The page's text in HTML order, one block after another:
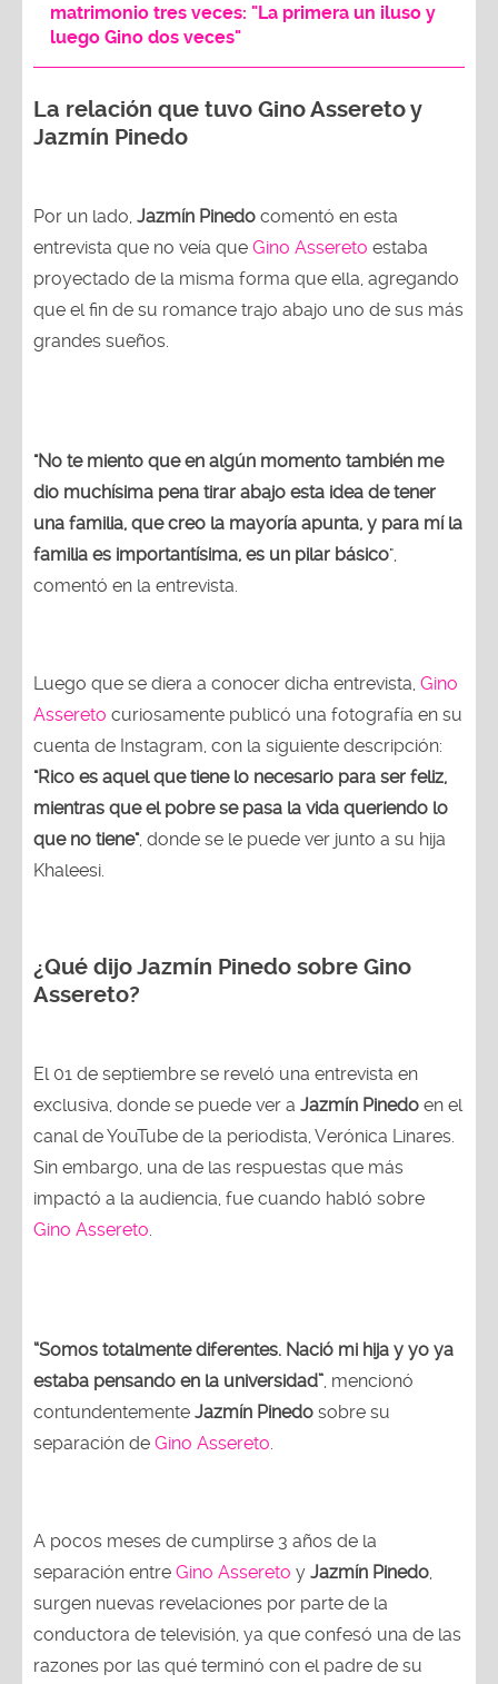
matrimonio tres veces: "La primera un iluso y
luego Gino dos veces"
La relación que tuvo Gino Assereto y
Jazmín Pinedo
Por un lado, Jazmín Pinedo comentó en esta
entrevista que no veía que Gino Assereto estaba
proyectado de la misma forma que ella, agregando
que el fin de su romance trajo abajo uno de sus más
grandes sueños.
"No te miento que en algún momento también me
dio muchísima pena tirar abajo esta idea de tener
una familia, que creo la mayoría apunta, y para mí la
familia es importantísima, es un pilar básico",
comentó en la entrevista.
Luego que se diera a conocer dicha entrevista, Gino
Assereto curiosamente publicó una fotografía en su
cuenta de Instagram, con la siguiente descripción:
"Rico es aquel que tiene lo necesario para ser feliz,
mientras que el pobre se pasa la vida queriendo lo
que no tiene", donde se le puede ver junto a su hija
Khaleesi.
¿Qué dijo Jazmín Pinedo sobre Gino
Assereto?
El 01 de septiembre se reveló una entrevista en
exclusiva, donde se puede ver a Jazmín Pinedo en el
canal de YouTube de la periodista, Verónica Linares.
Sin embargo, una de las respuestas que más
impactó a la audiencia, fue cuando habló sobre
Gino Assereto
“Somos totalmente diferentes. Nació mi hija y yo ya
estaba pensando en la universidad” , mencionó
contundentemente Jazmín Pinedo sobre su
separación de Gino Assereto
A pocos meses de cumplirse 3 años de la
separación entre Gino Assereto y Jazmín Pinedo
surgen nuevas revelaciones por parte de la
conductora de televisión, ya que confesó una de las
razones por las qué terminó con el padre de su